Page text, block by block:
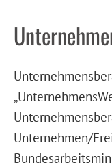
Unternehmen/